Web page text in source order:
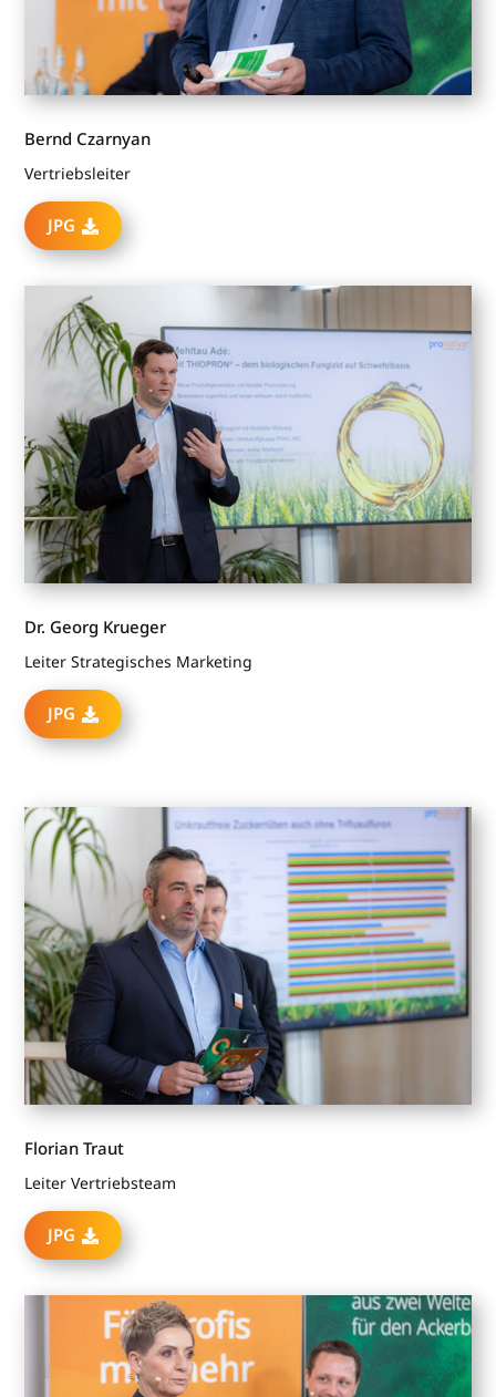
Bernd Czarnyan
Vertriebsleiter
JPG
Dr. Georg Krueger
Leiter Strategisches Marketing
JPG
Florian Traut
Leiter Vertriebsteam
JPG